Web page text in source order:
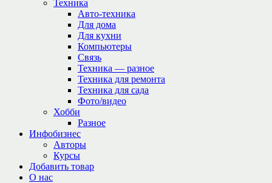
Техника
Авто-техника
Для дома
Для кухни
Компьютеры
Связь
Техника — разное
Техника для ремонта
Техника для сада
Фото/видео
Хобби
Разное
Инфобизнес
Авторы
Курсы
Добавить товар
О нас